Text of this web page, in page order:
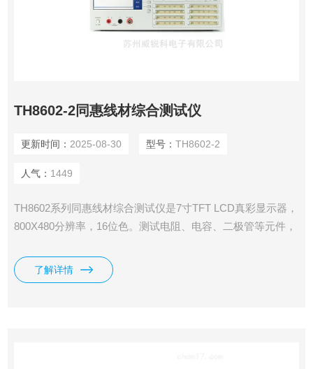
TH8602-2同惠线材综合测试仪
更新时间： 2025-08-30 型号： TH8602-2
人气： 1449
TH8602系列同惠线材综合测试仪是7寸TFT LCD真彩显示器，
800X480分辨率，16位色。测试电阻、电容、二极管等元件，
行采样技术，采样数据更快，支持Typec相关线材测试，提供
了整套测试方案，加入了元件 一键设定功能。内设一个独立
了解详情